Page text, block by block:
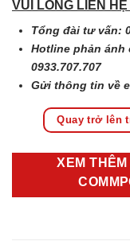
VUI LÒNG LIÊN
Tổng đài tư vấn:
Hotline phản ánh
0933.707.707
Gửi thông tin về
Quay trở lên
XEM